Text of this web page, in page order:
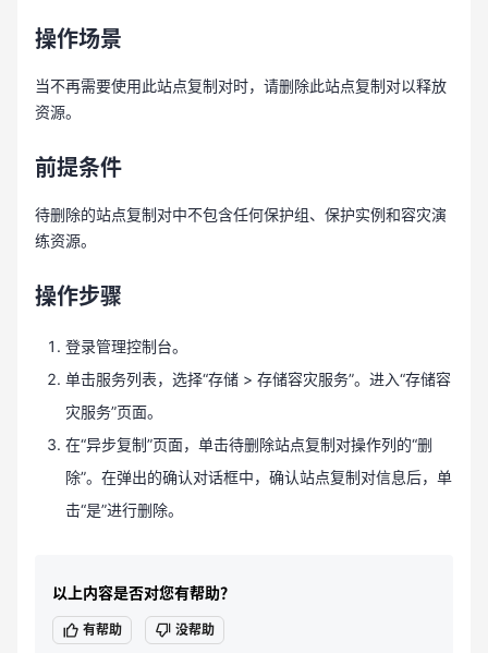
操作场景
当不再需要使用此站点复制对时，请删除此站点复制对以释放
资源。
前提条件
待删除的站点复制对中不包含任何保护组、保护实例和容灾演
练资源。
操作步骤
登录管理控制台。
单击服务列表，选择“存储 > 存储容灾服务”。进入“存储容
灾服务”页面。
在“异步复制”页面，单击待删除站点复制对操作列的“删
除”。在弹出的确认对话框中，确认站点复制对信息后，单
击“是”进行删除。
以上内容是否对您有帮助？
有帮助 没帮助